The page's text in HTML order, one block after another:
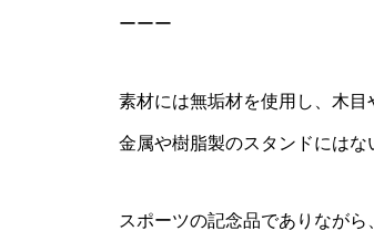
ーーー
素材には無垢材を使用し、木目
金属や樹脂製のスタンドにはな
スポーツの記念品でありながら